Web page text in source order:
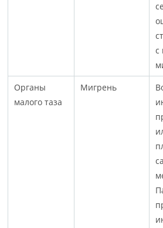
с
Органы
малого таза
Мигрень